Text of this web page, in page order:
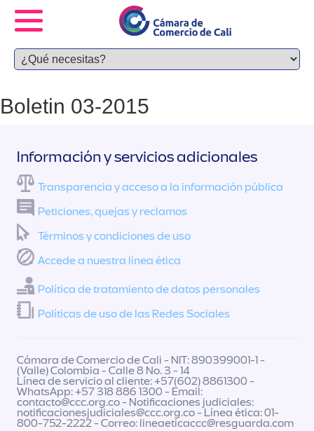
Boletin 03-2015
Información y servicios adicionales
Transparencia y acceso a la información pública
Peticiones, quejas y reclamos
Términos y condiciones de uso
Accede a nuestra línea ética
Política de tratamiento de datos personales
Políticas de uso de las Redes Sociales
Cámara de Comercio de Cali - NIT: 890399001-1 -
(Valle) Colombia - Calle 8 No. 3 - 14
Línea de servicio al cliente: +57(602) 8861300 -
WhatsApp: +57 318 886 1300 - Email:
contacto@ccc.org.co- Notificaciones judiciales:
notificacionesjudiciales@ccc.org.co- Línea ética: 01-
800-752-2222 - Correo: lineaeticaccc@resguarda.com